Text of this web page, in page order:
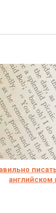
английском